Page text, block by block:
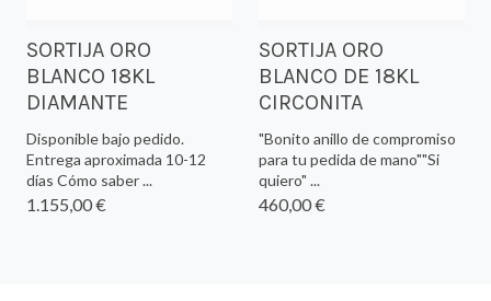
SORTIJA ORO
BLANCO 18KL
DIAMANTE
Disponible bajo pedido.
Entrega aproximada 10-12
días Cómo saber ...
1.155,00 €
SORTIJA ORO
BLANCO DE 18KL
CIRCONITA
"Bonito anillo de compromiso
para tu pedida de mano""Si
quiero" ...
460,00 €